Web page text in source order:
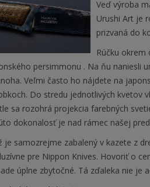
Veď výroba
Urushi Art je
prizvaná do
Rúčku
persimmonu . Na ňu naniesli
Veľmi často ho nájdete na
Do stredu jednotlivých kvetov
sa rozohrá projekcia farebných
dokonalosť je nad rámec našej
je samozrejme zabalený v kazete z
pre Nippon Knives. Hovoriť o
úplne zbytočné. Tá zďaleka nie